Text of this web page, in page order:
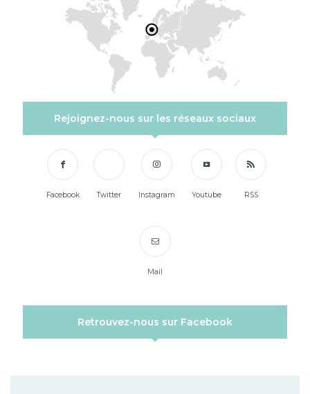
Rejoignez-nous sur les réseaux sociaux
Facebook Twitter Instagram Youtube RSS
Mail
Retrouvez-nous sur Facebook